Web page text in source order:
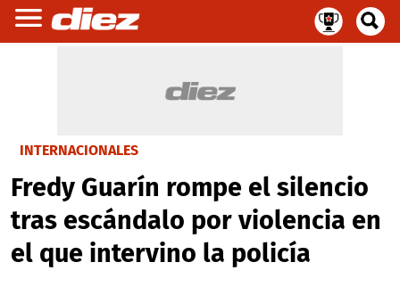
INTERNACIONALES
Fredy Guarín rompe el silencio
tras escándalo por violencia en
el que intervino la policía